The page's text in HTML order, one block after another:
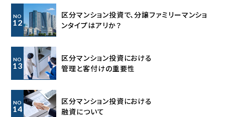
NO
12
区分マンション投資で、分譲ファミリーマンショ
ンタイプはアリか？
NO
13
区分マンション投資における
管理と客付けの重要性
NO
14
区分マンション投資における
融資について